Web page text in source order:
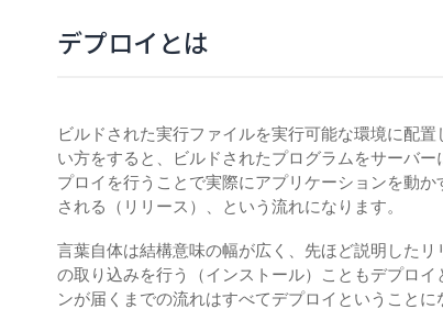
デプロイとは
ビルドされた実行ファイルを実行可能な環境に配
い方をすると、ビルドされたプログラムをサーバ
プロイを行うことで実際にアプリケーションを動
される（リリース）、という流れになります。
言葉自体は結構意味の幅が広く、先ほど説明した
の取り込みを行う（インストール）こともデプロ
ンが届くまでの流れはすべてデプロイということに